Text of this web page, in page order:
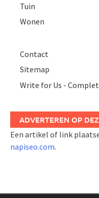
Tuin
Wonen
Contact
Sitemap
Write for Us -
ADVERTEREN OP
Een artikel of link
napiseo.com.